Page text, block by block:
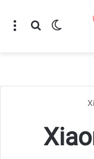
تغییر پوسته